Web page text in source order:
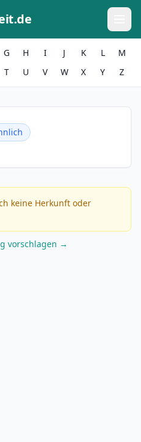
G H I J K L
M
T U V W X Y Z
keine Herkunft oder
vorschlagen →